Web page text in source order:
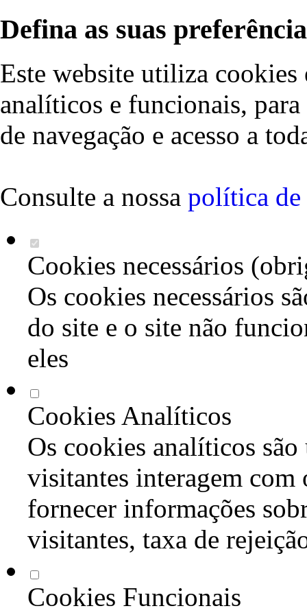
Defina as suas
Este website utiliza cookies
analíticos e funcionais,
de navegação e acesso a
Consulte a nossa política de
Cookies necessários
Os cookies necessários
do site e o site não
eles
Cookies Analíticos
Os cookies analíticos são
visitantes interagem com
fornecer informações
visitantes, taxa de
Cookies Funcionais